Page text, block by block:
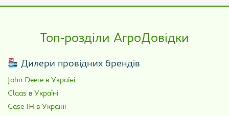
Топ-розділи АгроДовідки
Дилери провідних брендів
John Deere в Україні
Claas в Україні
Case IH в Україні